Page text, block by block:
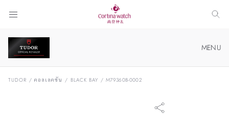
MENU
นาฬิกา TUDOR ที่ CORTINA WATCH
TUDOR / คอลเลคชัน / BLACK BAY / M79360B-0002